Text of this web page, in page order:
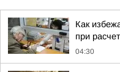
Как
при
04:30